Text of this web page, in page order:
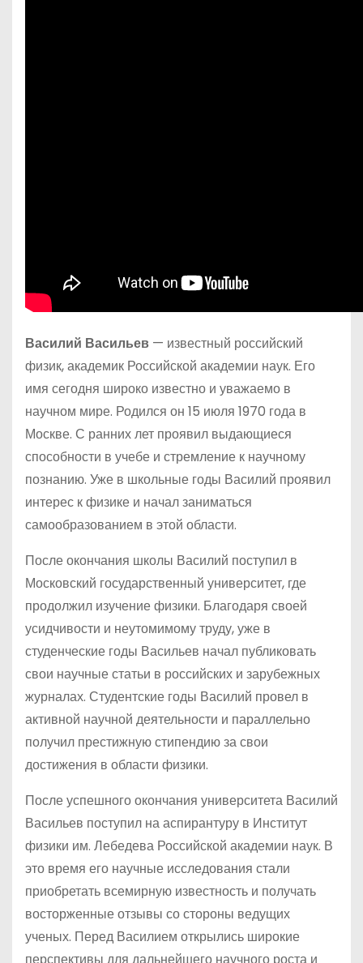
Василий Васильев — известный российский
физик, академик Российской академии наук. Его
имя сегодня широко известно и уважаемо в
научном мире. Родился он 15 июля 1970 года в
Москве. С ранних лет проявил выдающиеся
способности в учебе и стремление к научному
познанию. Уже в школьные годы Василий проявил
интерес к физике и начал заниматься
самообразованием в этой области.
После окончания школы Василий поступил в
Московский государственный университет, где
продолжил изучение физики. Благодаря своей
усидчивости и неутомимому труду, уже в
студенческие годы Васильев начал публиковать
свои научные статьи в российских и зарубежных
журналах. Студентские годы Василий провел в
активной научной деятельности и параллельно
получил престижную стипендию за свои
достижения в области физики.
После успешного окончания университета Василий
Васильев поступил на аспирантуру в Институт
физики им. Лебедева Российской академии наук. В
это время его научные исследования стали
приобретать всемирную известность и получать
восторженные отзывы со стороны ведущих
ученых. Перед Василием открылись широкие